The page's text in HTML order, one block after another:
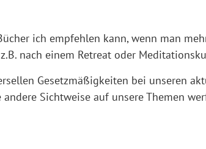
ich empfehlen kann, wenn man
nach einem Retreat oder
Gesetzmäßigkeiten bei unseren
Sichtweise auf unsere Themen